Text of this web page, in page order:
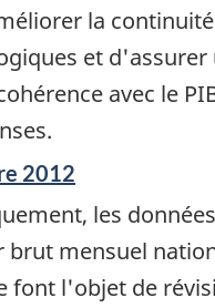
la
et d'assurer
avec le
2012
les
brut mensuel
font l'objet de